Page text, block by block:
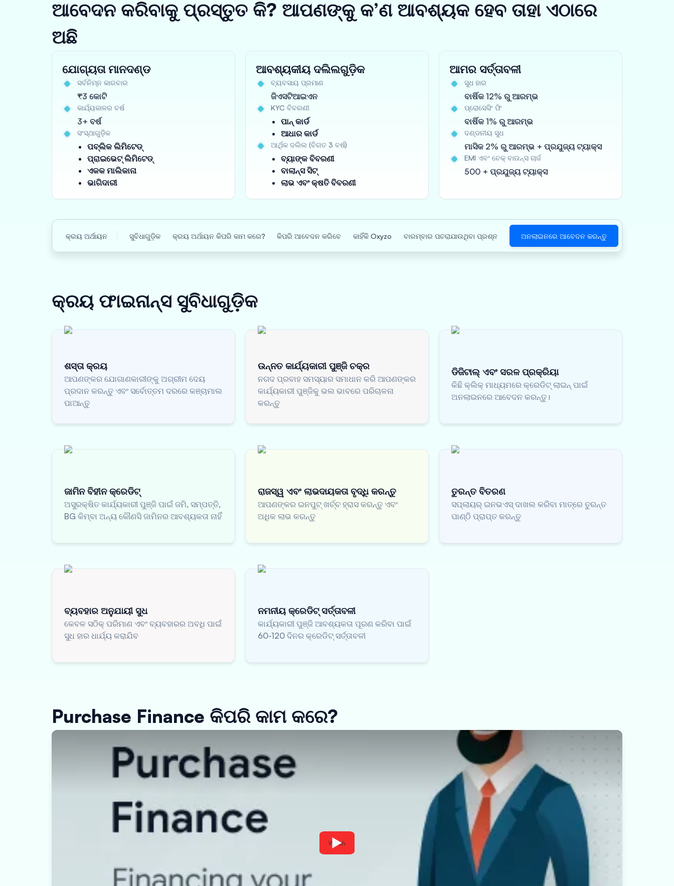
ଆବେଦନ କରିବାକୁ ପ୍ରସ୍ତୁତ କି? ଆପଣଙ୍କୁ କ’ଣ ଆବଶ୍ୟକ ହେବ ତାହା ଏଠାରେ
ଅଛି
ଯୋଗ୍ୟତା ମାନଦଣ୍ଡ
ସର୍ବନିମ୍ନ କାରବାର
₹3 କୋଟି
କାର୍ଯ୍ୟକାଳର ବର୍ଷ
3+ ବର୍ଷ
ସଂସ୍ଥାଗୁଡ଼ିକ
ପବ୍ଲିକ ଲିମିଟେଡ୍
ପ୍ରାଇଭେଟ୍ ଲିମିଟେଡ୍
ଏକକ ମାଲିକାନା
ଭାଗିଦାରୀ
ଆବଶ୍ୟକୀୟ ଦଲିଲଗୁଡ଼ିକ
ବ୍ୟବସାୟ ପ୍ରମାଣ
ଜିଏସଟିଆଇଏନ
KYC ବିବରଣୀ
ପାନ୍ କାର୍ଡ
ଆଧାର କାର୍ଡ
ଆର୍ଥିକ ଦଲିଲ (ବିଗତ 3 ବର୍ଷ)
ବ୍ୟାଙ୍କ ବିବରଣୀ
ବାଲାନ୍ସ ସିଟ୍
ଲାଭ ଏବଂ କ୍ଷତି ବିବରଣୀ
ଆମର ସର୍ତ୍ତାବଳୀ
ସୁଧ ହାର
ବାର୍ଷିକ 12% ରୁ ଆରମ୍ଭ
ପ୍ରୋସେସିଂ ଫି
ବାର୍ଷିକ 1% ରୁ ଆରମ୍ଭ
ଦଣ୍ଡନୀୟ ସୁଧ
ମାସିକ 2% ରୁ ଆରମ୍ଭ + ପ୍ରଯୁଜ୍ୟ ଟ୍ୟାକ୍ସ
EMI ଏବଂ ଚେକ୍ ବାଉନ୍ସ ଚାର୍ଜ
500 + ପ୍ରଯୁଜ୍ୟ ଟ୍ୟାକ୍ସ
କ୍ରୟ ଅର୍ଥାୟନ ସୁବିଧାଗୁଡ଼ିକ କ୍ରୟ ଅର୍ଥାୟନ କିପରି କାମ କରେ? କିପରି ଆବେଦନ କରିବେ କାହିଁକି Oxyzo ବାରମ୍ବାର ପଚରାଯାଉଥିବା ପ୍ରଶ୍ନ ଅନଲାଇନରେ ଆବେଦନ କରନ୍ତୁ
କ୍ରୟ ଫାଇନାନ୍ସ ସୁବିଧାଗୁଡ଼ିକ
ଶସ୍ତା କ୍ରୟ
ଆପଣଙ୍କର ଯୋଗାଣକାରୀଙ୍କୁ ଅଗ୍ରୀମ ଦେୟ
ପ୍ରଦାନ କରନ୍ତୁ ଏବଂ ସର୍ବୋତ୍ତମ ଦରରେ କଞ୍ଚାମାଲ
ପାଆନ୍ତୁ
ଉନ୍ନତ କାର୍ଯ୍ୟକାରୀ ପୁଞ୍ଜି ଚକ୍ର
ନଗଦ ପ୍ରବାହ ସମସ୍ୟାର ସମାଧାନ କରି ଆପଣଙ୍କର
କାର୍ଯ୍ୟକାରୀ ପୁଞ୍ଜିକୁ ଭଲ ଭାବରେ ପରିଚାଳନା
କରନ୍ତୁ
ଡିଜିଟାଲ୍ ଏବଂ ସରଳ ପ୍ରକ୍ରିୟା
କିଛି କ୍ଲିକ୍ ମାଧ୍ୟମରେ କ୍ରେଡିଟ୍ ଲାଇନ୍ ପାଇଁ
ଅନଲାଇନରେ ଆବେଦନ କରନ୍ତୁ।
ଜାମିନ ବିହୀନ କ୍ରେଡିଟ୍
ଅସୁରକ୍ଷିତ କାର୍ଯ୍ୟକାରୀ ପୁଞ୍ଜି ପାଇଁ ଜମି, ସମ୍ପତ୍ତି,
BG କିମ୍ବା ଅନ୍ୟ କୌଣସି ଜାମିନର ଆବଶ୍ୟକତା ନାହିଁ
ରାଜସ୍ୱ ଏବଂ ଲାଭଦାୟକତା ବୃଦ୍ଧି କରନ୍ତୁ
ଆପଣଙ୍କର ଇନପୁଟ୍ ଖର୍ଚ୍ଚ ହ୍ରାସ କରନ୍ତୁ ଏବଂ
ଅଧିକ ଲାଭ କରନ୍ତୁ
ତୁରନ୍ତ ବିତରଣ
ସପ୍ଲାୟର୍ ଇନଭଏସ୍ ଦାଖଲ କରିବା ମାତ୍ରେ ତୁରନ୍ତ
ପାଣ୍ଠି ପ୍ରାପ୍ତ କରନ୍ତୁ
ବ୍ୟବହାର ଅନୁଯାୟୀ ସୁଧ
କେବଳ ସଠିକ୍ ପରିମାଣ ଏବଂ ବ୍ୟବହାରର ଅବଧି ପାଇଁ
ସୁଧ ହାର ଧାର୍ଯ୍ୟ କରାଯିବ
ନମନୀୟ କ୍ରେଡିଟ୍ ସର୍ତ୍ତାବଳୀ
କାର୍ଯ୍ୟକାରୀ ପୁଞ୍ଜି ଆବଶ୍ୟକତା ପୂରଣ କରିବା ପାଇଁ
60-120 ଦିନର କ୍ରେଡିଟ୍ ସର୍ତ୍ତାବଳୀ
Purchase Finance କିପରି କାମ କରେ?
Watch